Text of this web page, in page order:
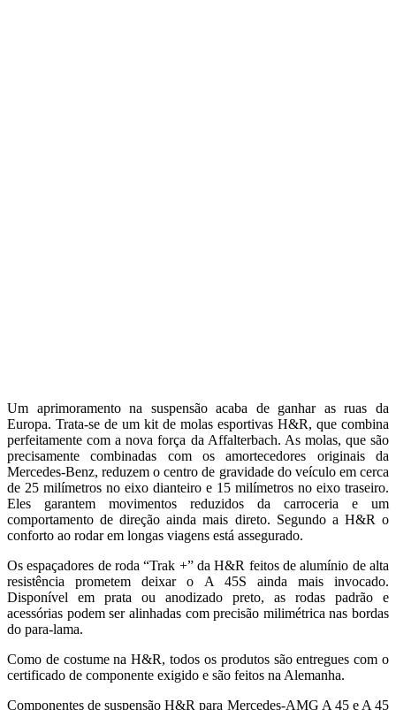
Um aprimoramento na suspensão acaba de ganhar as ruas da
Europa. Trata-se de um kit de molas esportivas H&R, que combina
perfeitamente com a nova força da Affalterbach. As molas, que são
precisamente combinadas com os amortecedores originais da
Mercedes-Benz, reduzem o centro de gravidade do veículo em cerca
de 25 milímetros no eixo dianteiro e 15 milímetros no eixo traseiro.
Eles garantem movimentos reduzidos da carroceria e um
comportamento de direção ainda mais direto. Segundo a H&R o
conforto ao rodar em longas viagens está assegurado.
Os espaçadores de roda “Trak +” da H&R feitos de alumínio de alta
resistência prometem deixar o A 45S ainda mais invocado.
Disponível em prata ou anodizado preto, as rodas padrão e
acessórias podem ser alinhadas com precisão milimétrica nas bordas
do para-lama.
Como de costume na H&R, todos os produtos são entregues com o
certificado de componente exigido e são feitos na Alemanha.
Componentes de suspensão H&R para Mercedes-AMG A 45 e A 45